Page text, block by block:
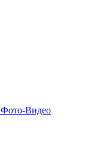
Фото-Видео